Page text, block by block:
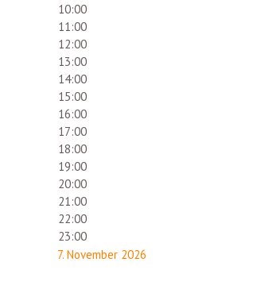
10:00
11:00
12:00
13:00
14:00
15:00
16:00
17:00
18:00
19:00
20:00
21:00
22:00
23:00
7. November 2026